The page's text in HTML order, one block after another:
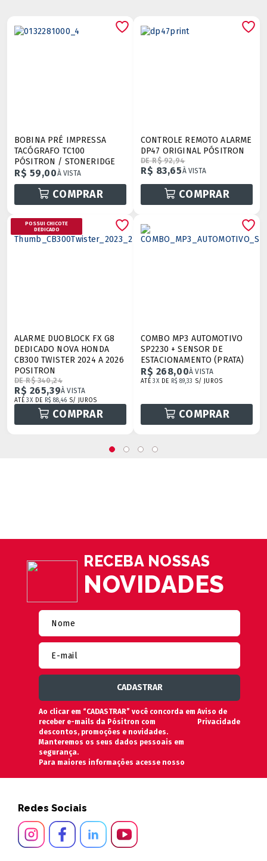
BOBINA PRÉ IMPRESSA
TACÓGRAFO TC100
PÓSITRON / STONERIDGE
R$ 59,00À VISTA
COMPRAR
CONTROLE REMOTO ALARME
DP47 ORIGINAL PÓSITRON
DE R$ 92,94
R$ 83,65À VISTA
COMPRAR
POSSUI CHICOTE
DEDICADO
ALARME DUOBLOCK FX G8
DEDICADO NOVA HONDA
CB300 TWISTER 2024 A 2026
POSITRON
DE R$ 340,24
R$ 265,39À VISTA
ATÉ3XDE R$ 88,46 S/ JUROS
COMPRAR
COMBO MP3 AUTOMOTIVO
SP2230 + SENSOR DE
ESTACIONAMENTO (PRATA)
R$ 268,00À VISTA
ATÉ3XDE R$ 89,33 S/ JUROS
COMPRAR
RECEBA NOSSAS
NOVIDADES
Ao clicar em “CADASTRAR” você concorda em
receber e-mails da Pósitron com
descontos, promoções e novidades.
Manteremos os seus dados pessoais em
segurança.
Para maiores informações acesse nosso
Aviso de
Privacidade
Redes Sociais